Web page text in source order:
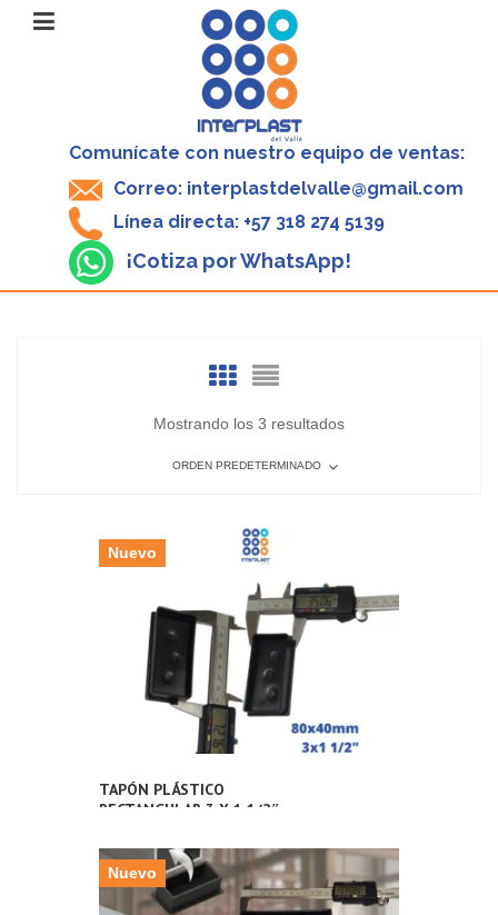
Comunícate con nuestro equipo de ventas:
Correo: interplastdelvalle@gmail.com
Línea directa: +57 318 274 5139
¡Cotiza por WhatsApp!
Mostrando los 3 resultados
ORDEN PREDETERMINADO
Nuevo
TAPÓN PLÁSTICO
RECTANGULAR 3 X 1 1/2″
TUBERÍA METÁLICA
Nuevo